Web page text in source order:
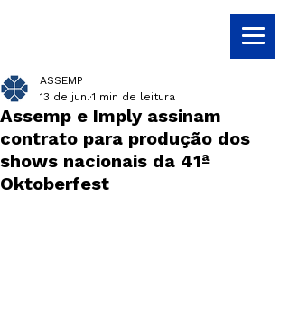
Assemp e Imply assinam
contrato para produção dos
shows nacionais da 41ª
Oktoberfest
ASSEMP
13 de jun. 1 min de leitura